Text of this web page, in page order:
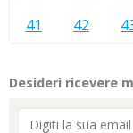
41
42
Desideri ricevere